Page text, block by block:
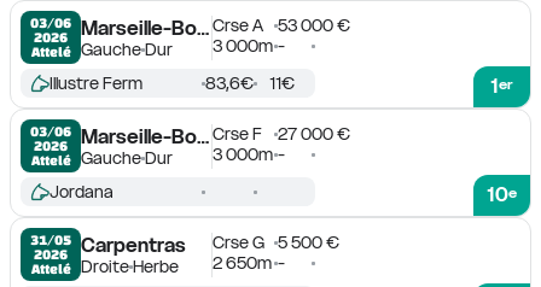
03/06
2026
Attelé
Marseille-Borély
GaucheDur
Crse A
53 000 €
3 000m -
1er
Illustre Ferm 83,6€ 11€
03/06
2026
Attelé
Marseille-Borély
GaucheDur
Crse F
27 000 €
3 000m -
10e
Jordana
31/05
2026
Attelé
Carpentras
DroiteHerbe
Crse G
5 500 €
2 650m -